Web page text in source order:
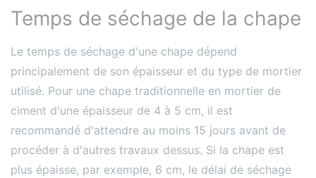
Temps de séchage de la chape
Le temps de séchage d'une chape dépend
principalement de son épaisseur et du type de mortier
utilisé. Pour une chape traditionnelle en mortier de
ciment d'une épaisseur de 4 à 5 cm, il est
recommandé d'attendre au moins 15 jours avant de
procéder à d'autres travaux dessus​​​​. Si la chape est
plus épaisse, par exemple, 6 cm, le délai de séchage